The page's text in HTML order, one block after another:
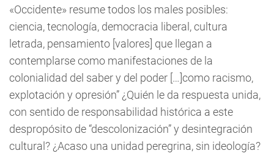
«Occidente» resume todos los males posibles:
ciencia, tecnología, democracia liberal, cultura
letrada, pensamiento [valores] que llegan a
contemplarse como manifestaciones de la
colonialidad del saber y del poder […]como racismo,
explotación y opresión” ¿Quién le da respuesta unida,
con sentido de responsabilidad histórica a este
despropósito de “descolonización” y desintegración
cultural? ¿Acaso una unidad peregrina, sin ideología?